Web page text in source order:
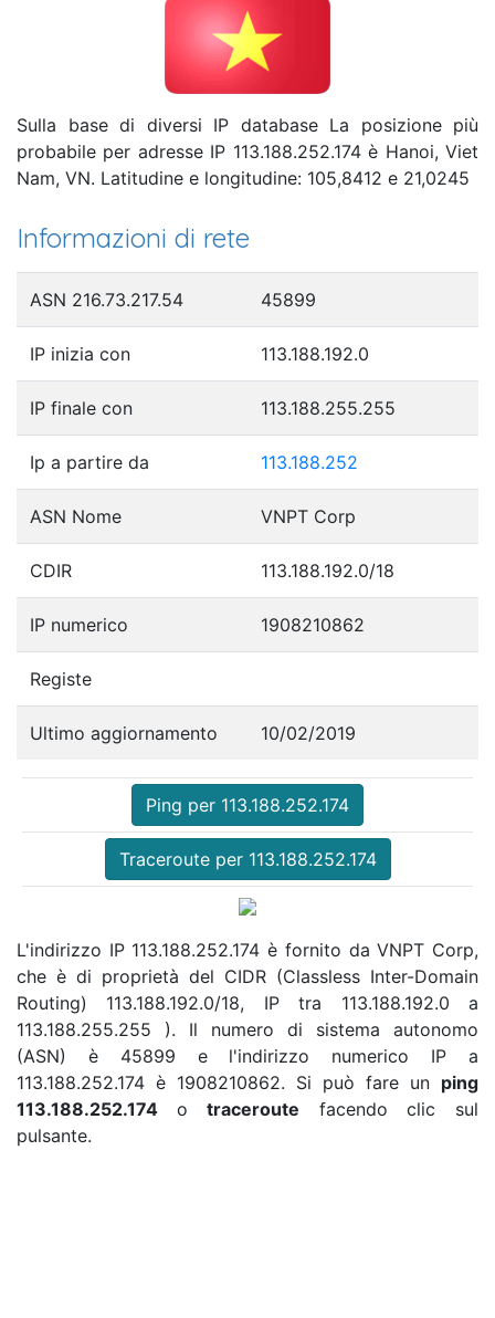
Sulla base di diversi IP database La posizione più
probabile per adresse IP 113.188.252.174 è Hanoi, Viet
Nam, VN. Latitudine e longitudine: 105,8412 e 21,0245
Informazioni di rete
ASN 216.73.217.54 45899
IP inizia con 113.188.192.0
IP finale con 113.188.255.255
Ip a partire da 113.188.252
ASN Nome VNPT Corp
CDIR 113.188.192.0/18
IP numerico 1908210862
Registe
Ultimo aggiornamento 10/02/2019
Ping per 113.188.252.174
Traceroute per 113.188.252.174
L'indirizzo IP 113.188.252.174 è fornito da VNPT Corp,
che è di proprietà del CIDR (Classless Inter-Domain
Routing) 113.188.192.0/18, IP tra 113.188.192.0 a
113.188.255.255 ). Il numero di sistema autonomo
(ASN) è 45899 e l'indirizzo numerico IP a
113.188.252.174 è 1908210862. Si può fare un ping
113.188.252.174 otraceroute facendo clic sul
pulsante.